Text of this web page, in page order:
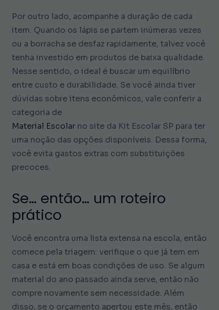
Por outro lado, acompanhe a duração de cada
item. Quando os lápis se partem inúmeras vezes
ou a borracha se desfaz rapidamente, talvez você
tenha investido em produtos de baixa qualidade.
Nesse sentido, o ideal é buscar um equilíbrio
entre custo e durabilidade. Se você ainda tiver
dúvidas sobre itens econômicos, vale conferir a
categoria de
Material Escolar no site da Kit Escolar SP para ter
uma noção das opções disponíveis. Dessa forma,
você evita gastos extras com substituições
precoces.
Se… então… um roteiro
prático
Você encontra uma lista extensa na escola, então
comece pela triagem: verifique o que já tem em
casa e está em boas condições de uso. Se algum
material do ano passado ainda serve, então não
compre novamente sem necessidade. Além
disso, se o orçamento apertou este mês, então